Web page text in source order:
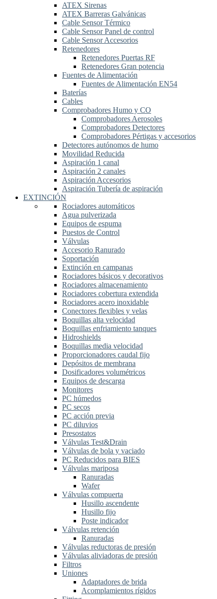
ATEX Sirenas
ATEX Barreras Galvánicas
Cable Sensor Térmico
Cable Sensor Panel de control
Cable Sensor Accesorios
Retenedores
Retenedores Puertas RF
Retenedores Gran potencia
Fuentes de Alimentación
Fuentes de Alimentación EN54
Baterías
Cables
Comprobadores Humo y CO
Comprobadores Aerosoles
Comprobadores Detectores
Comprobadores Pértigas y accesorios
Detectores autónomos de humo
Movilidad Reducida
Aspiración 1 canal
Aspiración 2 canales
Aspiración Accesorios
Aspiración Tubería de aspiración
EXTINCIÓN
Rociadores automáticos
Agua pulverizada
Equipos de espuma
Puestos de Control
Válvulas
Accesorio Ranurado
Soportación
Extinción en campanas
Rociadores básicos y decorativos
Rociadores almacenamiento
Rociadores cobertura extendida
Rociadores acero inoxidable
Conectores flexibles y velas
Boquillas alta velocidad
Boquillas enfriamiento tanques
Hidroshields
Boquillas media velocidad
Proporcionadores caudal fijo
Depósitos de membrana
Dosificadores volumétricos
Equipos de descarga
Monitores
PC húmedos
PC secos
PC acción previa
PC diluvios
Presostatos
Válvulas Test&Drain
Válvulas de bola y vaciado
PC Reducidos para BIES
Válvulas mariposa
Ranuradas
Wafer
Válvulas compuerta
Husillo ascendente
Husillo fijo
Poste indicador
Válvulas retención
Ranuradas
Válvulas reductoras de presión
Válvulas aliviadoras de presión
Filtros
Uniones
Adaptadores de brida
Acomplamientos rígidos